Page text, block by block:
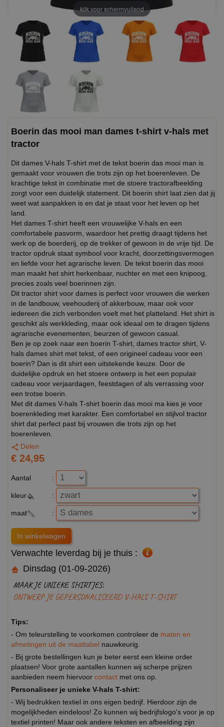
klik voor schermvullend
Boerin das mooi man dames t-shirt v-hals met
tractor
Dit dames V-hals T-shirt met de tekst boerin das mooi man is
gemaakt voor vrouwen die trots zijn op het boerenleven. De
krachtige tekst in combinatie met de stoere tractorafbeelding
zorgt voor een duidelijk statement. Dit boerin shirt laat zien dat jij
weet wat aanpakken is en dat je staat voor het leven op het
land.
Het dames T-shirt heeft een vrouwelijke V-hals en een
comfortabele pasvorm, waardoor het prettig draagt tijdens het
werk op de boerderij, op de trekker of gewoon in de vrije tijd. De
tractor opdruk staat symbool voor kracht, doorzettingsvermogen
en liefde voor het agrarische leven. De tekst boerin das mooi
man maakt het shirt herkenbaar, nuchter en met een knipoog,
precies zoals veel boerinnen zijn.
Dit tractor shirt voor dames is perfect voor vrouwen die werken
in de landbouw, veehouderij of akkerbouw, maar ook voor
iedereen die zich verbonden voelt met het platteland. Het shirt is
geschikt als werkkleding, maar ook ideaal om te dragen tijdens
agrarische evenementen, beurzen of gewoon casual.
Ben je op zoek naar een boerin T-shirt, dames tractor shirt, V-
hals dames shirt met tekst, of een origineel cadeau voor een
boerin? Dan is dit shirt een uitstekende keuze. Door de
duidelijke opdruk en het stoere ontwerp is het een populair
cadeau voor verjaardagen, feestdagen of als verrassing voor
een trotse boerin.
Met dit dames V-hals T-shirt boerin das mooi ma kies je voor
boerenkleding met karakter. Een comfortabel en stijlvol tractor
shirt dat perfect past bij vrouwen die trots zijn op het
boerenleven.
Delen
€ 24,95
Aantal :
kleur :
maat :
Verwachte leverdag bij je thuis :
Dinsdag (01-09-2026)
MAAK JE UNIEKE SHIRTJES:
ONTWERP JE GEPERSONALISEERD V-HALS T-SHIRT
Tips:
- Om teleurstelling te voorkomen controleer de maten en
afmetingen uit de maattabel nauwkeurig.
- Bij grote bestellingen kun je beter eerst een kleine order
plaatsen! Voor grote aantallen kunnen wij scherpe prijzen
aanbieden neem hiervoor contact met ons op.
Personaliseer je unieke V-hals T-shirt:
- Wij bedrukken textiel in ons eigen bedrijf. Hierdoor zijn de
mogelijkheden eindeloos! Zo kunnen wij bedrijfslogo's voor je op
textiel printen! Maar ook andere teksten en afbeelding zijn